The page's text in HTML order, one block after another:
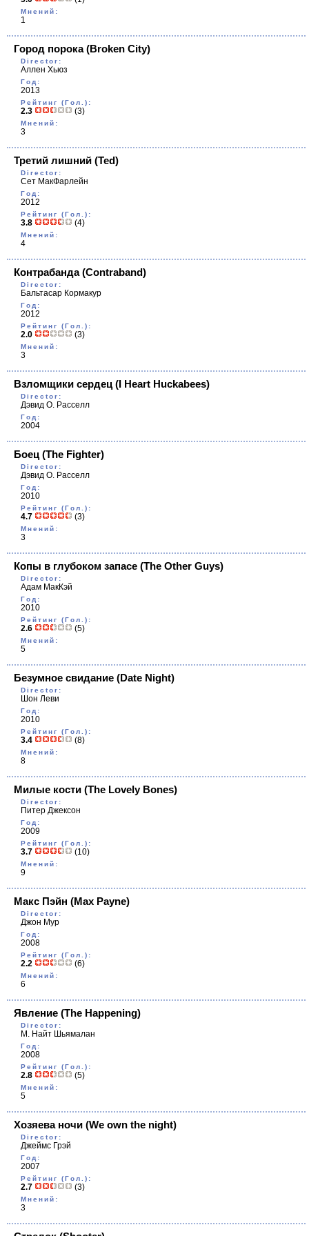
Мнений:
1
Город порока(Broken City)
Director:
Аллен Хьюз
Год:
2013
Рейтинг (Гол.):
2.3 (3)
Мнений:
3
Третий лишний (Ted)
Director:
Сет МакФарлейн
Год:
2012
Рейтинг (Гол.):
3.8 (4)
Мнений:
4
Контрабанда(Contraband)
Director:
Бальтасар Кормакур
Год:
2012
Рейтинг (Гол.):
2.0 (3)
Мнений:
3
Взломщики сердец (I Heart Huckabees)
Director:
Дэвид О. Расселл
Год:
2004
Боец (The Fighter)
Director:
Дэвид О. Расселл
Год:
2010
Рейтинг (Гол.):
4.7 (3)
Мнений:
3
Копы в глубоком запасе (The Other Guys)
Director:
Адам МакКэй
Год:
2010
Рейтинг (Гол.):
2.6 (5)
Мнений:
5
Безумное свидание (Date Night)
Director:
Шон Леви
Год:
2010
Рейтинг (Гол.):
3.4 (8)
Мнений:
8
Милые кости (The Lovely Bones)
Director:
Питер Джексон
Год:
2009
Рейтинг (Гол.):
3.7 (10)
Мнений:
9
Макс Пэйн (Max Payne)
Director:
Джон Мур
Год:
2008
Рейтинг (Гол.):
2.2 (6)
Мнений:
6
Явление (The Happening)
Director:
М. Найт Шьямалан
Год:
2008
Рейтинг (Гол.):
2.8 (5)
Мнений:
5
Хозяева ночи (We own the night)
Director:
Джеймс Грэй
Год:
2007
Рейтинг (Гол.):
2.7 (3)
Мнений:
3